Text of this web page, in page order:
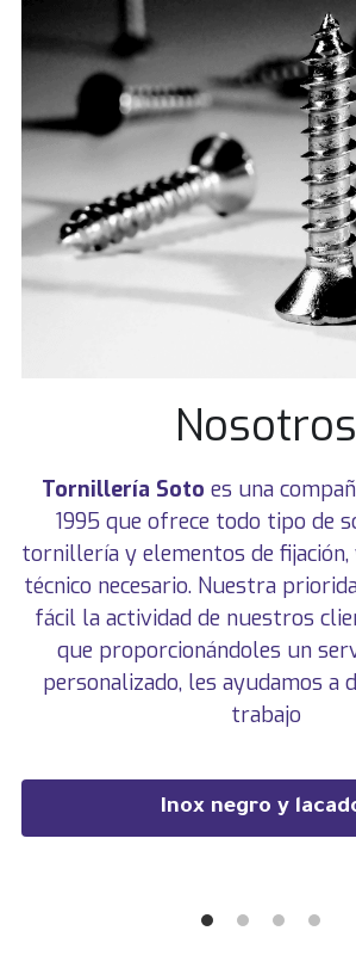
Nosotros
Tornillería Soto es una
1995 que ofrece todo tipo de
tornillería y elementos de
técnico necesario. Nuestra
fácil la actividad de nuestros
que proporcionándoles un
personalizado, les ayudamos a
trabajo
Inox negro y